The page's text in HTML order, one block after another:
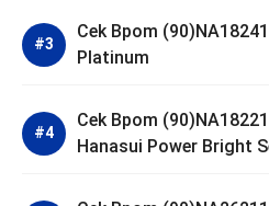
Cek Bpom
Platinum
Cek Bpom
Hanasui Power Bright